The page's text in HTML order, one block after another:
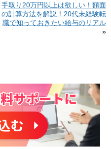
手取り20万円以上は欲しい！額面
の計算方法を解説！20代未経験転
職で知っておきたい給与のリアル
»